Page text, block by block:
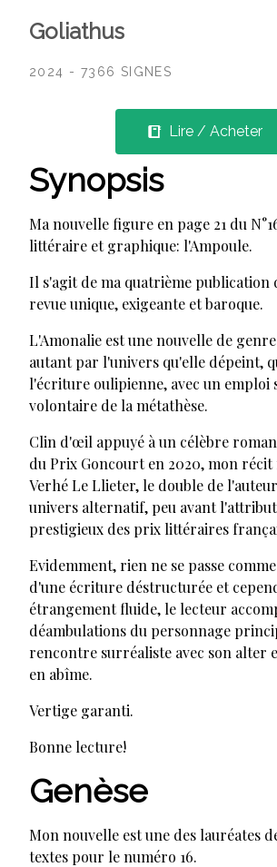
Goliathus
2024 - 7366 SIGNES
Lire / Acheter
Synopsis
Ma nouvelle figure en page 21 du
littéraire et graphique: l'Ampoule.
Il s'agit de ma quatrième publication
revue unique, exigeante et baroque.
L'Amonalie est une nouvelle de
autant par l'univers qu'elle dépeint,
l'écriture oulipienne, avec un emploi
volontaire de la métathèse.
Clin d'œil appuyé à un célèbre
du Prix Goncourt en 2020, mon récit
Verhé Le Llieter, le double de
univers alternatif, peu avant
prestigieux des prix littéraires
Evidemment, rien ne se passe
d'une écriture déstructurée et
étrangement fluide, le lecteur
déambulations du personnage
rencontre surréaliste avec son alter
en abîme.
Vertige garanti.
Bonne lecture!
Genèse
Mon nouvelle est une des lauréates
textes pour le numéro 16.